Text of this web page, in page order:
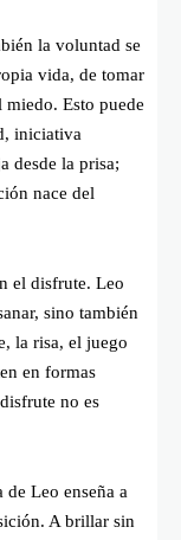
la voluntad se
vida, de tomar
miedo. Esto puede
iniciativa
desde la prisa;
nace del
el disfrute. Leo
sino también
la risa, el juego
en formas
no es
Leo enseña a
A brillar sin